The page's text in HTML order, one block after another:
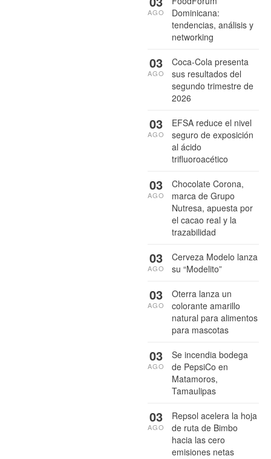
Dominicana:
tendencias, análisis y
networking
AGO
Coca-Cola presenta
sus resultados del
segundo trimestre de
2026
03
AGO
EFSA reduce el nivel
seguro de exposición
al ácido
trifluoroacético
03
AGO
Chocolate Corona,
marca de Grupo
Nutresa, apuesta por
el cacao real y la
trazabilidad
03
AGO
Cerveza Modelo lanza
su “Modelito”
03
AGO
Oterra lanza un
colorante amarillo
natural para alimentos
para mascotas
03
AGO
Se incendia bodega
de PepsiCo en
Matamoros,
Tamaulipas
03
AGO
Repsol acelera la hoja
de ruta de Bimbo
hacia las cero
emisiones netas
03
AGO